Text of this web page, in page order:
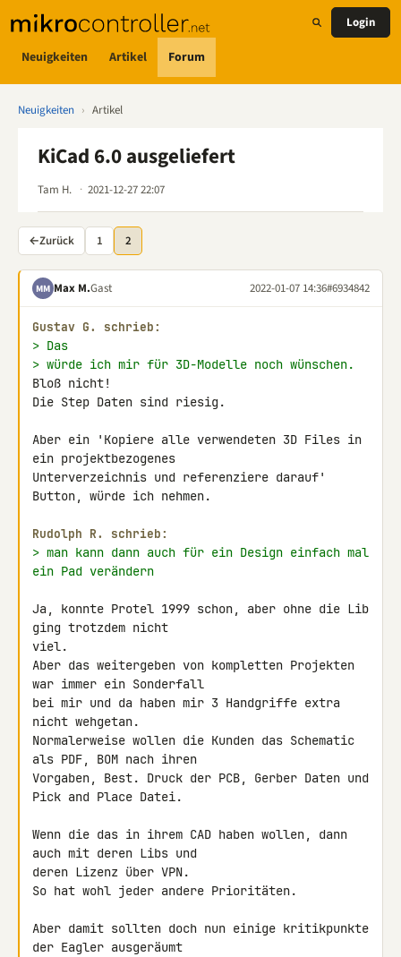
Neuigkeiten Artikel Forum
Login
Neuigkeiten › Artikel
KiCad 6.0 ausgeliefert
Tam H. 2021-12-27 22:07
←Zurück 1 2
MM Max M.Gast 2022-01-07 14:36#6934842
Gustav G. schrieb:
> Das
> würde ich mir für 3D-Modelle noch wünschen.
Bloß nicht!
Die Step Daten sind riesig.
Aber ein 'Kopiere alle verwendeten 3D Files in
ein projektbezogenes
Unterverzeichnis und referenziere darauf'
Button, würde ich nehmen.
Rudolph R. schrieb:
> man kann dann auch für ein Design einfach mal
ein Pad verändern
Ja, konnte Protel 1999 schon, aber ohne die Lib
ging trotzdem nicht
viel.
Aber das weitergeben von kompletten Projekten
war immer ein Sonderfall
bei mir und da haben mir 3 Handgriffe extra
nicht wehgetan.
Normalerweise wollen die Kunden das Schematic
als PDF, BOM nach ihren
Vorgaben, Best. Druck der PCB, Gerber Daten und
Pick and Place Datei.
Wenn die das in ihrem CAD haben wollen, dann
auch mit deren Libs und
deren Lizenz über VPN.
So hat wohl jeder andere Prioritäten.
Aber damit sollten doch nun einige kritikpunkte
der Eagler ausgeräumt